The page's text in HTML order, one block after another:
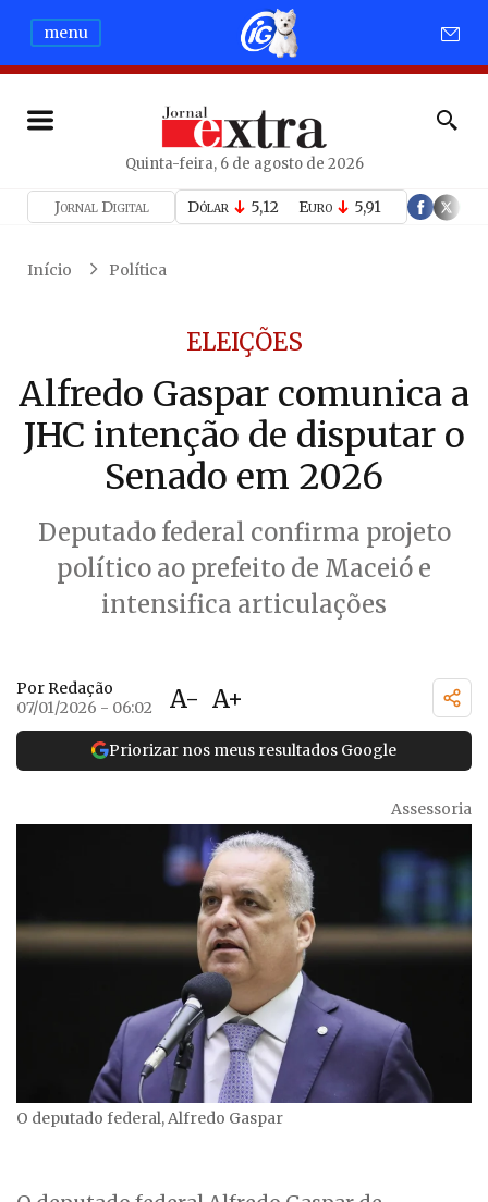
menu
Quinta-feira, 6 de agosto de 2026
Jornal Digital Dólar 5,12 Euro 5,91
Início Política
ELEIÇÕES
Alfredo Gaspar comunica a
JHC intenção de disputar o
Senado em 2026
Deputado federal confirma projeto
político ao prefeito de Maceió e
intensifica articulações
Por Redação
07/01/2026 - 06:02
A- A+
Priorizar nos meus resultados Google
Assessoria
O deputado federal, Alfredo Gaspar